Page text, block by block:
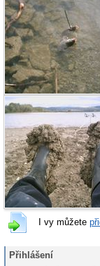
I vy můžete
Přihlášení